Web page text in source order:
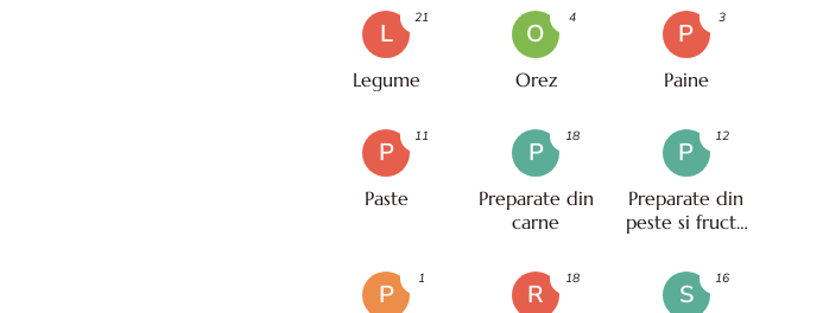
L
Legume
21
O
Orez
4
P
Paine
3
P
Paste
11
P
Preparate din
carne
18
P
Preparate din
peste si fructe
12
P
1
R
18
S
16